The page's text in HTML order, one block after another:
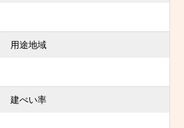
用途地域
建ぺい率